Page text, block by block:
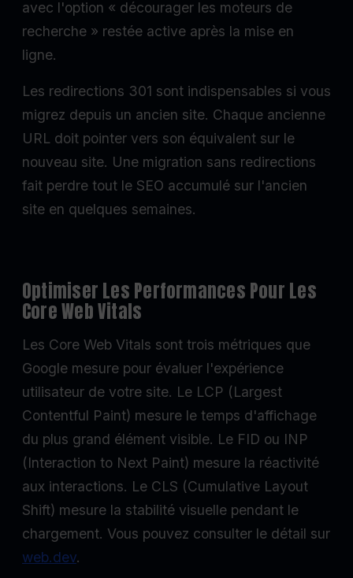
avec l'option « décourager les moteurs de
recherche » restée active après la mise en
ligne.
Les redirections 301 sont indispensables si vous
migrez depuis un ancien site. Chaque ancienne
URL doit pointer vers son équivalent sur le
nouveau site. Une migration sans redirections
fait perdre tout le SEO accumulé sur l'ancien
site en quelques semaines.
Optimiser Les Performances Pour Les
Core Web Vitals
Les Core Web Vitals sont trois métriques que
Google mesure pour évaluer l'expérience
utilisateur de votre site. Le LCP (Largest
Contentful Paint) mesure le temps d'affichage
du plus grand élément visible. Le FID ou INP
(Interaction to Next Paint) mesure la réactivité
aux interactions. Le CLS (Cumulative Layout
Shift) mesure la stabilité visuelle pendant le
chargement. Vous pouvez consulter le détail sur
web.dev.